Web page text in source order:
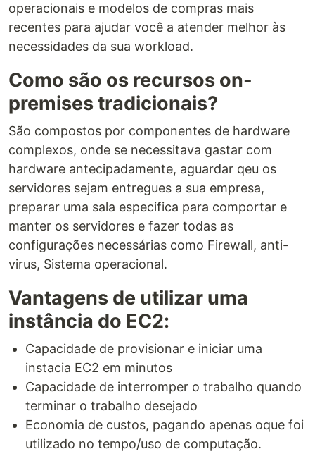
operacionais e modelos de compras mais
recentes para ajudar você a atender melhor às
necessidades da sua workload.
Como são os recursos on-
premises tradicionais?
São compostos por componentes de hardware
complexos, onde se necessitava gastar com
hardware antecipadamente, aguardar qeu os
servidores sejam entregues a sua empresa,
preparar uma sala especifica para comportar e
manter os servidores e fazer todas as
configurações necessárias como Firewall, anti-
virus, Sistema operacional.
Vantagens de utilizar uma
instância do EC2:
Capacidade de provisionar e iniciar uma
instacia EC2 em minutos
Capacidade de interromper o trabalho quando
terminar o trabalho desejado
Economia de custos, pagando apenas oque foi
utilizado no tempo/uso de computação.